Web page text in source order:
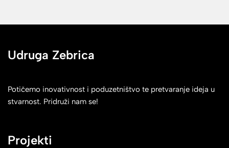
Udruga Zebrica
Potičemo inovativnost i poduzetništvo te pretvaranje ideja u
stvarnost. Pridruži nam se!
Projekti